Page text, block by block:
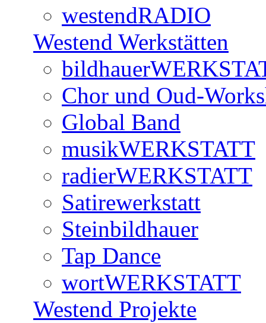
westendRADIO
Westend Werkstätten
Chor und Oud-
Global Band
musikWERKSTATT
radierWERKSTATT
Satirewerkstatt
Steinbildhauer
Tap Dance
wortWERKSTATT
Westend Projekte